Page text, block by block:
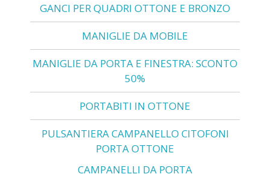
GANCI PER QUADRI OTTONE E BRONZO
MANIGLIE DA MOBILE
MANIGLIE DA PORTA E FINESTRA: SCONTO
50%
PORTABITI IN OTTONE
PULSANTIERA CAMPANELLO CITOFONI
PORTA OTTONE
CAMPANELLI DA PORTA